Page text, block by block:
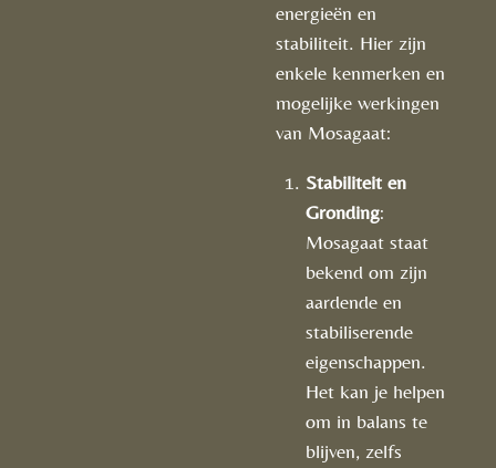
energieën en
stabiliteit. Hier zijn
enkele kenmerken en
mogelijke werkingen
van Mosagaat:
Stabiliteit en
Gronding:
Mosagaat staat
bekend om zijn
aardende en
stabiliserende
eigenschappen.
Het kan je helpen
om in balans te
blijven, zelfs